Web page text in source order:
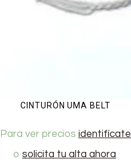
CINTURÓN UMA BELT
Para ver precios identifícate
o solicita tu alta ahora.